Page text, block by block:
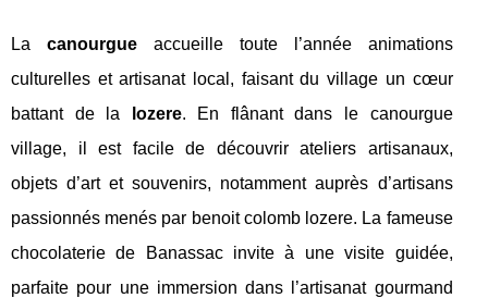
La canourgueaccueille toute l’année animations
culturelles et artisanat local, faisant du village un cœur
battant de la
lozere. En flânant dans le canourgue
village, il est facile de découvrir ateliers artisanaux,
objets d’art et souvenirs, notamment auprès d’artisans
passionnés menés par benoit colomb lozere. La fameuse
chocolaterie de Banassac invite à une visite guidée,
parfaite pour une immersion dans l’artisanat gourmand